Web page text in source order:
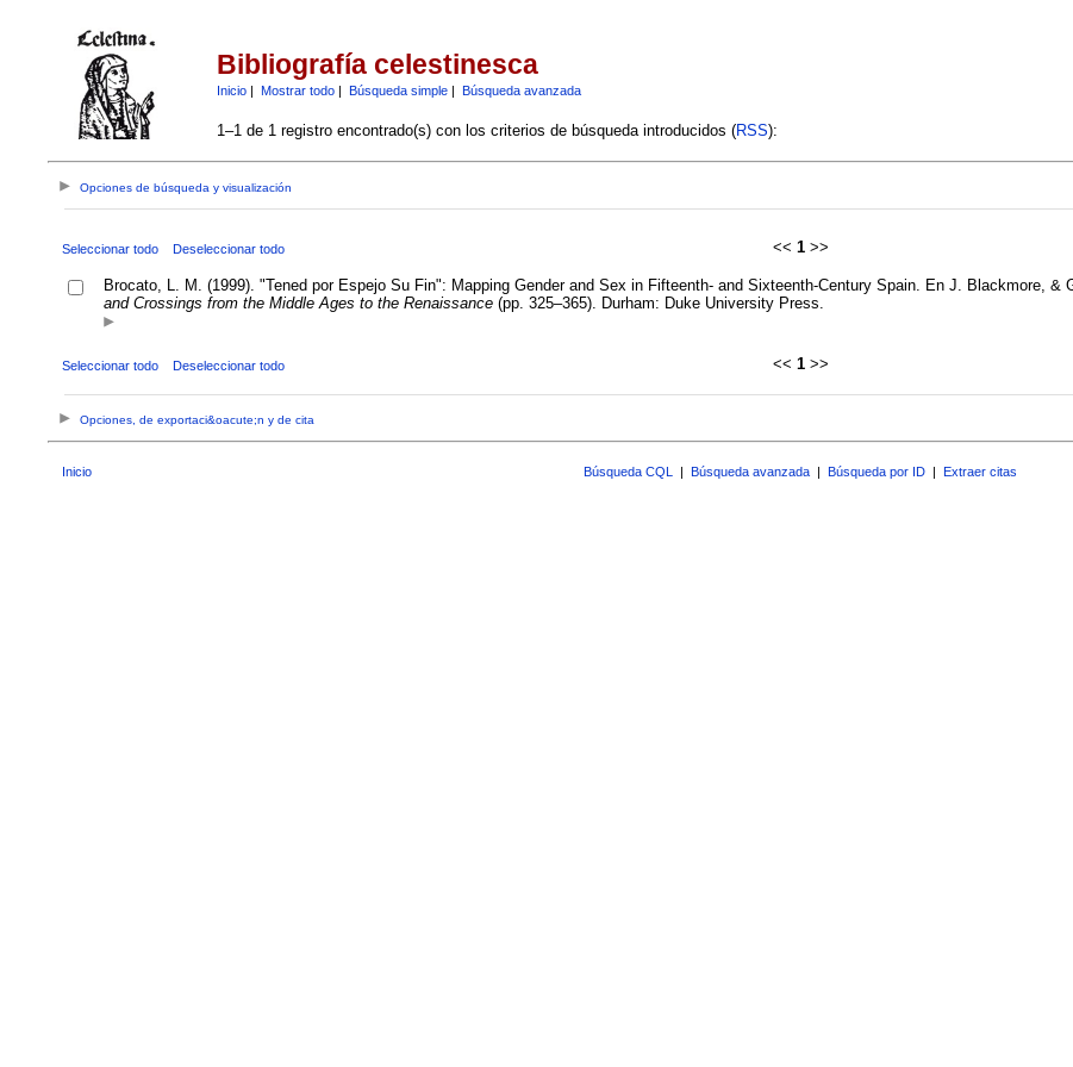
Bibliografía celestinesca
Inicio| Mostrar todo| Búsqueda simple| Búsqueda avanzada
1–1 de 1 registro encontrado(s) con los criterios de búsqueda introducidos (RSS):
Opciones de búsqueda y visualización
Seleccionar todo Deseleccionar todo << 1>>
Brocato, L. M. (1999). "Tened por Espejo Su Fin": Mapping Gender and Sex in Fifteenth- and Sixteenth-Century Spain. En J. Blackmore, &
and Crossings from the Middle Ages to the Renaissance(pp. 325–365). Durham: Duke University Press.
Seleccionar todo Deseleccionar todo << 1>>
Opciones, de exportaci&oacute;n y de cita
Inicio Búsqueda CQL | Búsqueda avanzada | Búsqueda por ID | Extraer citas